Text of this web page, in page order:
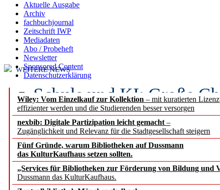
Aktuelle Ausgabe
Archiv
fachbuchjournal
Zeitschrift IWP
Mediadaten
Abo / Probeheft
Newsletter
Sponsored Content
Datenschutzerklärung
Wiley: Vom Einzelkauf zur Kollektion – mit kuratierten
effizienter werden und die Studierenden besser versorgen
nexbib: Digitale Partizipation leicht gemacht –
Zugänglichkeit und Relevanz für die Stadtgesellschaft steigern
Fünf Gründe, warum Bibliotheken auf Dussmann
das KulturKaufhaus setzen sollten.
„Services für Bibliotheken zur Förderung von Bildung und
Dussmann das KulturKaufhaus.
WEITERE NEWS
Schule und KI: Große
Voraussetzungen
Erfolgreiches erstes
Segment Research –
angepasst